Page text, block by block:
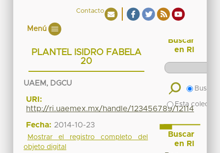
Contacto
Menú
PLANTEL ISIDRO FABELA
20
UAEM, DGCU
URI:
http://ri.uaemex.mx/handle/123456789/12114
Fecha: 2014-10-23
Mostrar el registro completo del
objeto digital
Buscar
en RI
Buscar
Esta
Buscar
en RI